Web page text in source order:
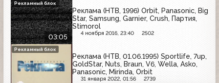
03:05
Реклама (НТВ, 1996) Orbit, Panasonic, Big
Star, Samsung, Garnier, Crush, Партия,
Stimorol
4 ноября 2016, 23:40 2502
Рекламный блок
Реклама (НТВ, 01.06.1995) Sportlife, 7up,
GoldStar, Nuts, Braun, V6, Wella, Asko,
Panasonic, Mirinda, Orbit
31 января 2022, 01:56 2739
Рекламный блок